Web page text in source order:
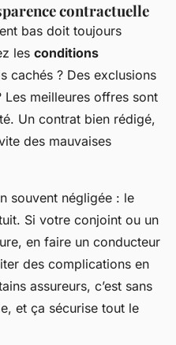
contractuelle
bas doit toujours
les conditions
cachés ? Des exclusions
meilleures offres sont
Un contrat bien rédigé,
des mauvaises
souvent négligée : le
Si votre conjoint ou un
en faire un conducteur
des complications en
assureurs, c’est sans
et ça sécurise tout le